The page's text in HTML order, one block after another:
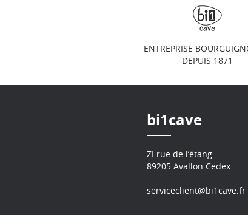
ENTREPRISE
DEPUIS 1871
bi1cave
ZI rue de l’étang
89205 Avallon Cedex
serviceclient@bi1cave.fr